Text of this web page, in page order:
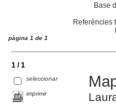
Base
Referències
pàgina 1 de 1
1 / 1
seleccionar
imprimir